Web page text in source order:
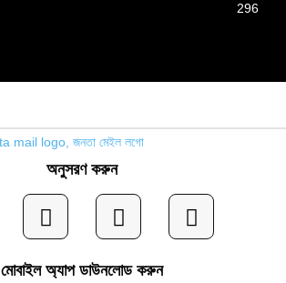
296
অনুসরণ করুন
মোবাইল অ্যাপ ডাউনলোড করুন